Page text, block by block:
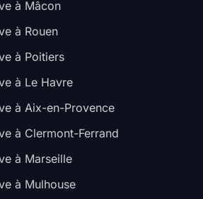
à Mâcon
à Rouen
à Poitiers
à Le Havre
à Aix-en-Provence
à Clermont-Ferrand
à Marseille
à Mulhouse